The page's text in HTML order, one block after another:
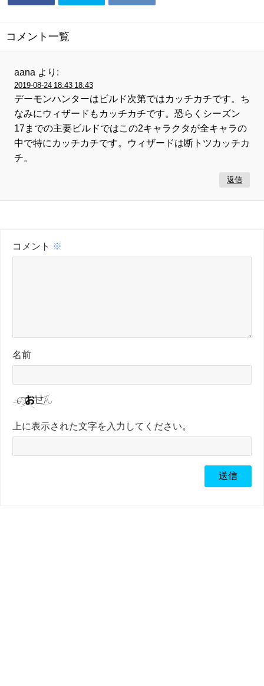
コメント一覧
aana より:
2019-08-24 18:43 18:43
デーモンハンターはビルド次第ではカッチカチです。ち
なみにウィザードもカッチカチです。恐らくシーズン
17までの主要ビルドではこの2キャラクタが全キャラの
中で特にカッチカチです。ウィザードは断トツカッチカ
チ。
返信
コメント ※
名前
上に表示された文字を入力してください。